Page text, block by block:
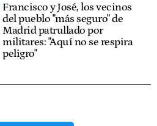
Francisco y José, los vecinos
del pueblo "más seguro" de
Madrid patrullado por
militares: "Aquí no se respira
peligro"